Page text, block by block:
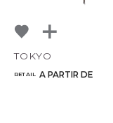
TOKYO
RETAIL A PARTIR DE